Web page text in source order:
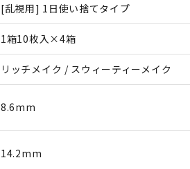
[乱視用] 1日使い捨てタイプ
1箱10枚入×4箱
リッチメイク / スウィーティーメイク
8.6mm
14.2mm